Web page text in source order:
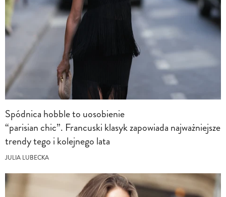
Spódnica hobble to uosobienie
“parisian chic”. Francuski klasyk zapowiada najważniejsze
trendy tego i kolejnego lata
JULIA LUBECKA